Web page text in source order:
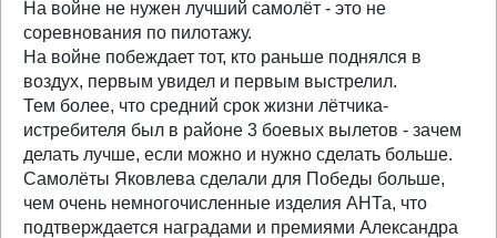
На войне не нужен лучший самолёт - это не
соревнования по пилотажу.
На войне побеждает тот, кто раньше поднялся в
воздух, первым увидел и первым выстрелил.
Тем более, что средний срок жизни лётчика-
истребителя был в районе 3 боевых вылетов - зачем
делать лучше, если можно и нужно сделать больше.
Самолёты Яковлева сделали для Победы больше,
чем очень немногочисленные изделия АНТа, что
подтверждается наградами и премиями Александра